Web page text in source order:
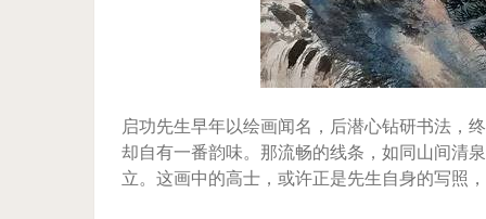
启功先生早年以绘画闻名，后潜心钻研书法，
却自有一番韵味。那流畅的线条，如同山间清
立。这画中的高士，或许正是先生自身的写照